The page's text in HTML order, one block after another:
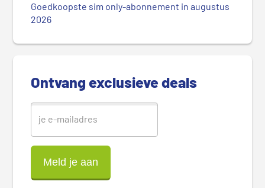
d
Goedkoopste sim only-abonnement in augustus
2026
Ontvang exclusieve deals